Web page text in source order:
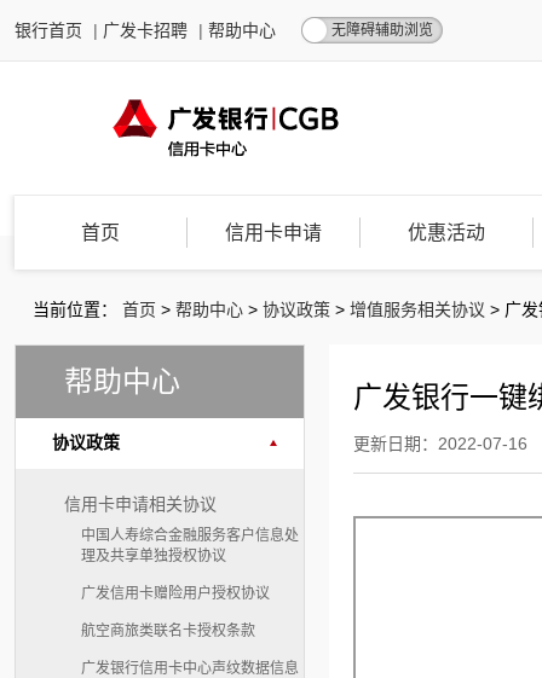
银行首页 | 广发卡招聘 | 帮助中心 无障碍辅助浏览
首页 信用卡申请 优惠活动
当前位置： 首页 > 帮助中心 > 协议政策 > 增值服务相关协议 > 广
帮助中心
协议政策
信用卡申请相关协议
中国人寿综合金融服务客户信息处
理及共享单独授权协议
广发信用卡赠险用户授权协议
航空商旅类联名卡授权条款
广发银行信用卡中心声纹数据信息
广发银行一键
更新日期：2022-07-16